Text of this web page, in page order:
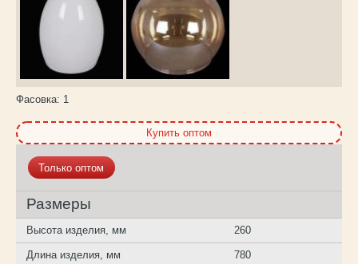
Фасовка: 1
Купить оптом
Только оптом
Размеры
Высота изделия, мм 260
Длина изделия, мм 780